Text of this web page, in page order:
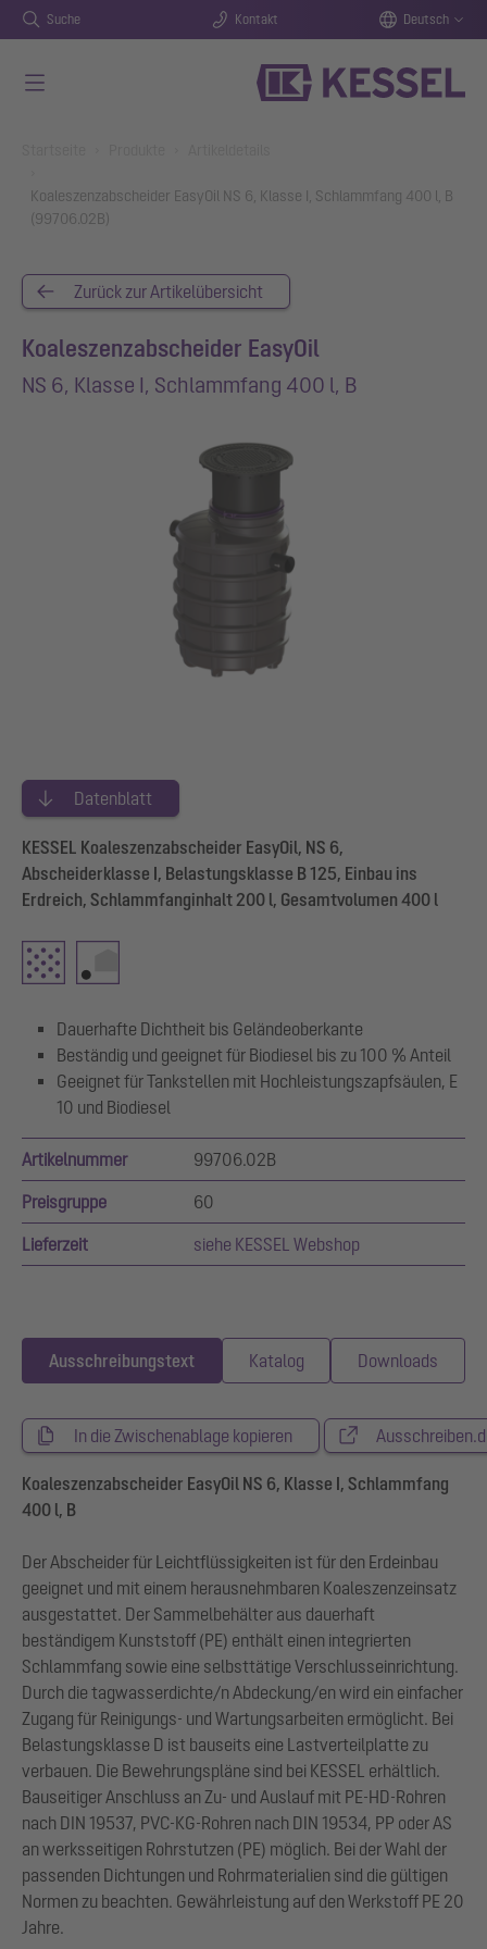
Suche Kontakt Deutsch
Koaleszenzabscheider EasyOil NS 6, Klasse I, Schlammfang 400 l, B
(99706.02B)
Zurück zur Artikelübersicht
Koaleszenzabscheider EasyOil
NS 6, Klasse I, Schlammfang 400 l, B
Datenblatt
KESSEL Koaleszenzabscheider EasyOil, NS 6,
Abscheiderklasse I, Belastungsklasse B 125, Einbau ins
Erdreich, Schlammfanginhalt 200 l, Gesamtvolumen 400 l
Dauerhafte Dichtheit bis Geländeoberkante
Beständig und geeignet für Biodiesel bis zu 100 % Anteil
Geeignet für Tankstellen mit Hochleistungszapfsäulen, E
10 und Biodiesel
Artikelnummer 99706.02B
Preisgruppe 60
Lieferzeit siehe KESSEL Webshop
Ausschreibungstext Katalog Downloads
In die Zwischenablage kopieren
Koaleszenzabscheider EasyOil NS 6, Klasse I, Schlammfang
400 l, B
Der Abscheider für Leichtflüssigkeiten ist für den Erdeinbau
geeignet und mit einem herausnehmbaren Koaleszenzeinsatz
ausgestattet. Der Sammelbehälter aus dauerhaft
beständigem Kunststoff (PE) enthält einen integrierten
Schlammfang sowie eine selbsttätige Verschlusseinrichtung.
Durch die tagwasserdichte/n Abdeckung/en wird ein einfacher
Zugang für Reinigungs- und Wartungsarbeiten ermöglicht. Bei
Belastungsklasse D ist bauseits eine Lastverteilplatte zu
verbauen. Die Bewehrungspläne sind bei KESSEL erhältlich.
Bauseitiger Anschluss an Zu- und Auslauf mit PE-HD-Rohren
nach DIN 19537, PVC-KG-Rohren nach DIN 19534, PP oder AS
an werksseitigen Rohrstutzen (PE) möglich. Bei der Wahl der
passenden Dichtungen und Rohrmaterialien sind die gültigen
Normen zu beachten. Gewährleistung auf den Werkstoff PE 20
Jahre.